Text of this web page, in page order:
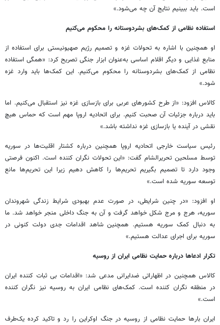
است. باید ببینیم نتایج آن چه می‌شود.»
استفاده نظامی از کمک‌های بشردوستانه را محکوم می‌کنیم
او همچنین با اشاره به تحولات غزه و تصمیم رژیم صهیونیستی برای استفاده از
منابع غذایی و دیگر اقلام اساسی به‌عنوان ابزار جنگی تصریح کرد: «همگی استفاده
نظامی از کمک‌های بشردوستانه را محکوم می‌کنیم. این کمک‌ها باید وارد غزه
شود.»
کالاس افزود: «از طرح کشورهای عربی برای بازسازی غزه نیز استقبال می‌کنیم. اما
باید درباره جزئیات آن صحبت کنیم. برای اتحادیه اروپا مهم است که حماس هیچ
نقشی در آینده یا بازسازی غزه نداشته باشد.»
رئیس سیاست خارجی اتحادیه اروپا همچنین درباره کشتار اقلیت‌ها در سوریه
توسط مسلحین تحریرالشام گفت: «این تحولات نگران کننده است. اکنون فرصتی
وجود دارد تا تصمیم بگیریم تحریم‌ها را کاهش دهیم زیرا این تحریم‌ها مانع
توسعه سوریه شده است.»
او افزود: «در چنین شرایطی، در صورت عدم بهبودی شرایط زندگی شهروندان
سوریه، هرج و مرج شکل خواهد گرفت و آن به جنگ داخلی منجر خواهد شد. ما
به دنبال کمک سوریه هستیم. همچنین شاهد اقدامات جدی دولت کنونی در
سوریه برای اجرای عدالت هستیم.»
تکرار ادعاها درباره حمایت نظامی ایران از روسیه
کالاس همچنین در اظهاراتی ضدایرانی مدعی شد: «اقدامات بی ثبات کننده ایران
در منطقه نگران کننده است. کمک‌های نظامی ایران به روسیه نیز نگران کننده
است.»
ایران بارها حمایت نظامی از روسیه در جنگ اوکراین را رد و تاکید کرده یک‌طرف